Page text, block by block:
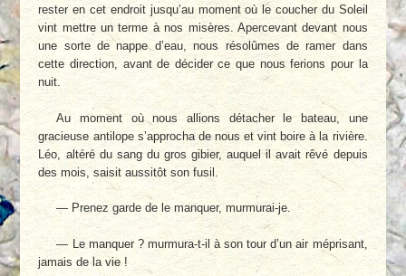
rester en cet endroit jusqu’au moment où le coucher du Soleil
vint mettre un terme à nos misères. Apercevant devant nous
une sorte de nappe d’eau, nous résolûmes de ramer dans
cette direction, avant de décider ce que nous ferions pour la
nuit.
Au moment où nous allions détacher le bateau, une
gracieuse antilope s’approcha de nous et vint boire à la rivière.
Léo, altéré du sang du gros gibier, auquel il avait rêvé depuis
des mois, saisit aussitôt son fusil.
— Prenez garde de le manquer, murmurai-je.
— Le manquer ? murmura-t-il à son tour d’un air méprisant,
jamais de la vie !